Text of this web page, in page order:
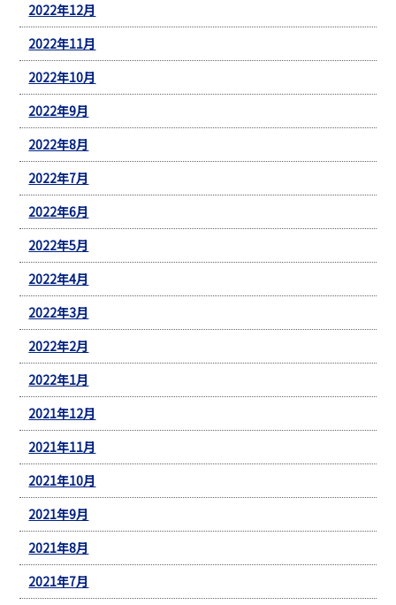
2022年12月
2022年11月
2022年10月
2022年9月
2022年8月
2022年7月
2022年6月
2022年5月
2022年4月
2022年3月
2022年2月
2022年1月
2021年12月
2021年11月
2021年10月
2021年9月
2021年8月
2021年7月